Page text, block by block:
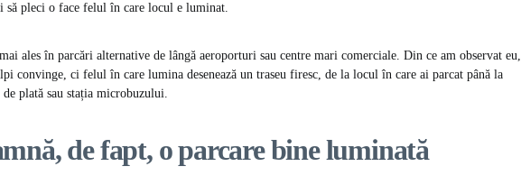
să pleci o face felul în care locul e luminat.
ales în parcări alternative de lângă aeroporturi sau centre mari comerciale. Din ce am observat eu,
convinge, ci felul în care lumina desenează un traseu firesc, de la locul în care ai parcat până la
plată sau stația microbuzului.
de fapt, o parcare bine luminată